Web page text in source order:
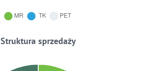
Struktura sprzedaży